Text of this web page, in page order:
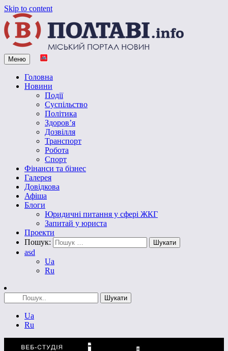
Skip to content
Vpoltave.info
Полтавський портал новин
Меню
Головна
Новини
Події
Суспільство
Політика
Здоров’я
Дозвілля
Транспорт
Робота
Спорт
Фінанси та бізнес
Галерея
Довідкова
Афіша
Блоги
Юридичні питання у сфері ЖКГ
Запитай у юриста
Проекти
Пошук:
asd
Ua
Ru
Ua
Ru